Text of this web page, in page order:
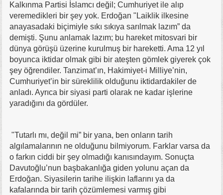
Kalkınma Partisi İslamcı değil; Cumhuriyet ile alıp
veremedikleri bir şey yok. Erdoğan "Laiklik ilkesine
anayasadaki biçimiyle sıkı sıkıya sarılmak lazım” da
demişti. Şunu anlamak lazım; bu hareket mitosvari bir
dünya görüşü üzerine kurulmuş bir hareketti. Ama 12 yıl
boyunca iktidar olmak gibi bir ateşten gömlek giyerek çok
şey öğrendiler. Tanzimat’ın, Hakimiyet-i Milliye’nin,
Cumhuriyet’in bir süreklilik olduğunu iktidardakiler de
anladı. Ayrıca bir siyasi parti olarak ne kadar işlerine
yaradığını da gördüler.
"Tutarlı mı, değil mi” bir yana, ben onların tarih
algılamalarının ne olduğunu bilmiyorum. Farklar varsa da
o farkın ciddi bir şey olmadığı kanısındayım. Sonuçta
Davutoğlu’nun başbakanlığa giden yolunu açan da
Erdoğan. Siyasilerin tarihe ilişkin laflarını ya da
kafalarında bir tarih çözümlemesi varmış gibi